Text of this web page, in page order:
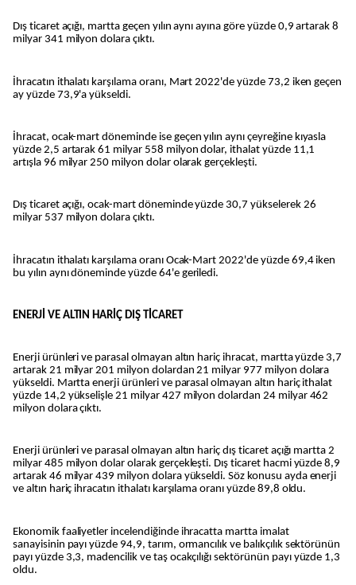
Dış ticaret açığı, martta geçen yılın aynı ayına göre yüzde 0,9 artarak 8
milyar 341 milyon dolara çıktı.
İhracatın ithalatı karşılama oranı, Mart 2022'de yüzde 73,2 iken geçen
ay yüzde 73,9'a yükseldi.
İhracat, ocak-mart döneminde ise geçen yılın aynı çeyreğine kıyasla
yüzde 2,5 artarak 61 milyar 558 milyon dolar, ithalat yüzde 11,1
artışla 96 milyar 250 milyon dolar olarak gerçekleşti.
Dış ticaret açığı, ocak-mart döneminde yüzde 30,7 yükselerek 26
milyar 537 milyon dolara çıktı.
İhracatın ithalatı karşılama oranı Ocak-Mart 2022'de yüzde 69,4 iken
bu yılın aynı döneminde yüzde 64'e geriledi.
ENERJİ VE ALTIN HARİÇ DIŞ TİCARET
Enerji ürünleri ve parasal olmayan altın hariç ihracat, martta yüzde 3,7
artarak 21 milyar 201 milyon dolardan 21 milyar 977 milyon dolara
yükseldi. Martta enerji ürünleri ve parasal olmayan altın hariç ithalat
yüzde 14,2 yükselişle 21 milyar 427 milyon dolardan 24 milyar 462
milyon dolara çıktı.
Enerji ürünleri ve parasal olmayan altın hariç dış ticaret açığı martta 2
milyar 485 milyon dolar olarak gerçekleşti. Dış ticaret hacmi yüzde 8,9
artarak 46 milyar 439 milyon dolara yükseldi. Söz konusu ayda enerji
ve altın hariç ihracatın ithalatı karşılama oranı yüzde 89,8 oldu.
Ekonomik faaliyetler incelendiğinde ihracatta martta imalat
sanayisinin payı yüzde 94,9, tarım, ormancılık ve balıkçılık sektörünün
payı yüzde 3,3, madencilik ve taş ocakçılığı sektörünün payı yüzde 1,3
oldu.